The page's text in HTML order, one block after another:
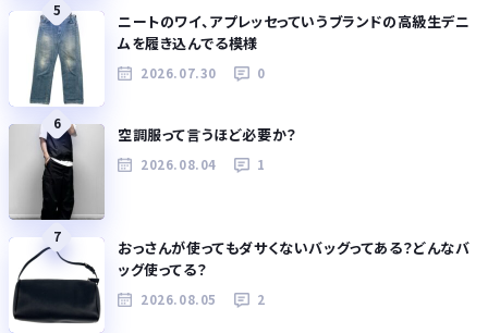
5
ニートのワイ、アプレッセっていうブランドの高級生デニ
ムを履き込んでる模様
2026.07.30 0
6
空調服って言うほど必要か？
2026.08.04 1
7
おっさんが使ってもダサくないバッグってある？どんなバ
ッグ使ってる？
2026.08.05 2